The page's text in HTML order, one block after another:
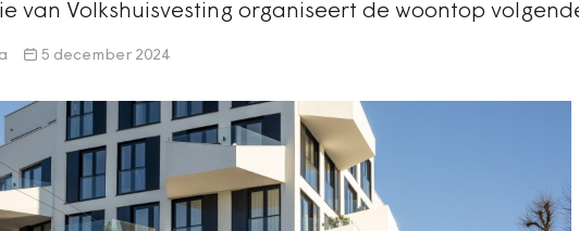
van Volkshuisvesting organiseert de woontop
5 december 2024